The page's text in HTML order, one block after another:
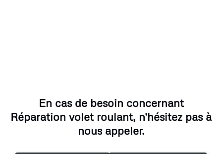
En cas de besoin concernant
Réparation volet roulant, n'hésitez pas à
nous appeler.